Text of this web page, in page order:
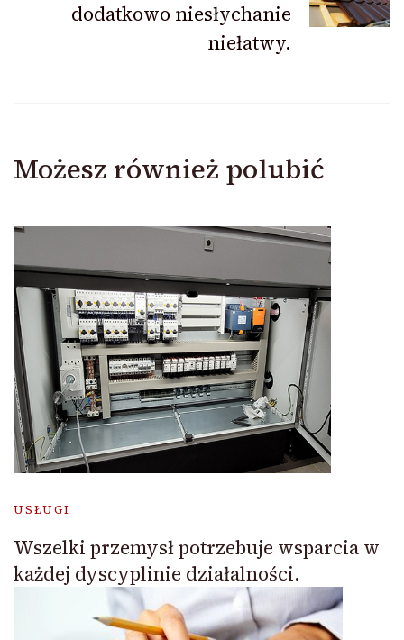
dodatkowo niesłychanie
niełatwy.
Możesz również polubić
USŁUGI
Wszelki przemysł potrzebuje wsparcia w
każdej dyscyplinie działalności.